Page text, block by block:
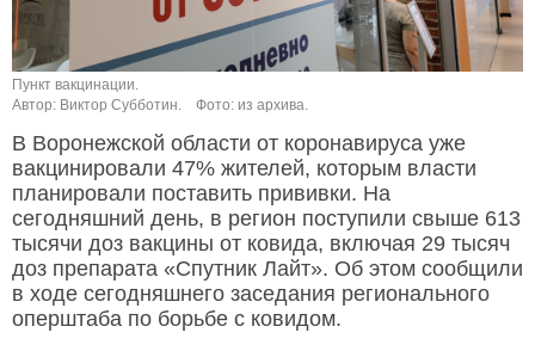
Пункт вакцинации.
Автор: Виктор Субботин.
Фото: из архива.
В Воронежской области от коронавируса уже
вакцинировали 47% жителей, которым власти
планировали поставить прививки. На
сегодняшний день, в регион поступили свыше 613
тысячи доз вакцины от ковида, включая 29 тысяч
доз препарата «Спутник Лайт». Об этом сообщили
в ходе сегодняшнего заседания регионального
оперштаба по борьбе с ковидом.